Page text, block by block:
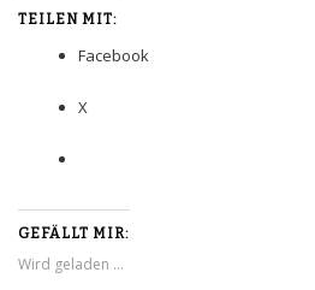
TEILEN MIT:
Facebook
X
GEFÄLLT MIR:
Wird geladen …